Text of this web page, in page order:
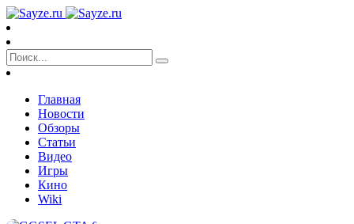
Главная
Новости
Обзоры
Статьи
Видео
Игры
Кино
Wiki